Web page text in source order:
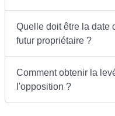
Quelle doit être la date
futur propriétaire ?
Comment obtenir la
l'opposition ?